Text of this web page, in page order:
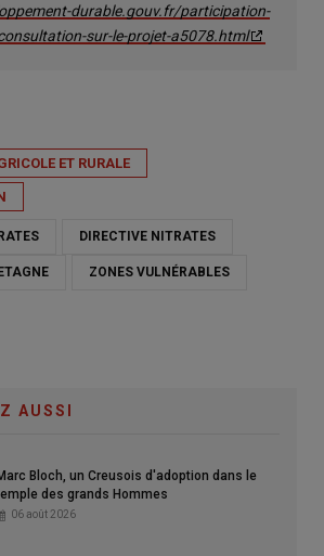
durable.gouv.fr/participation-
sur-le-projet-a5078.html
ET RURALE
DIRECTIVE NITRATES
ZONES VULNÉRABLES
AUSSI
Bloch, un Creusois d'adoption dans le
des grands Hommes
06 août 2026